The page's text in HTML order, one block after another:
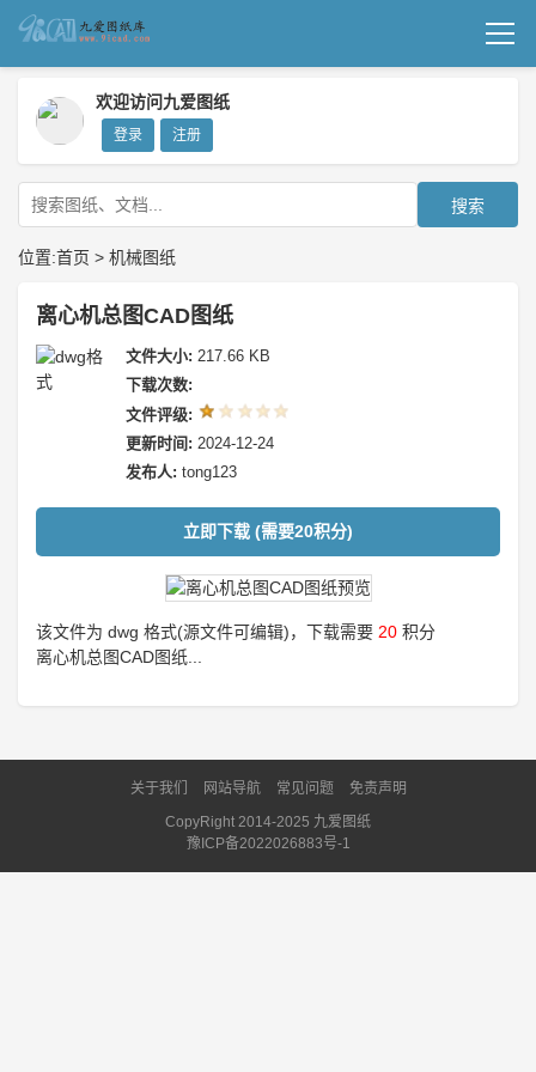
机械图纸
成套图纸
技术文档
我要上传
欢迎访问九爱图纸
登录 注册
搜索
位置:首页 > 机械图纸
离心机总图CAD图纸
文件大小: 217.66 KB
下载次数:
文件评级:
更新时间: 2024-12-24
发布人: tong123
立即下载 (需要20积分)
该文件为 dwg 格式(源文件可编辑)，下载需要 20 积分
离心机总图CAD图纸...
关于我们 网站导航 常见问题
免责声明
CopyRight 2014-2025 九爱图纸
豫ICP备2022026883号-1